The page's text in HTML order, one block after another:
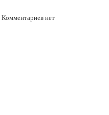
| Комментариев нет